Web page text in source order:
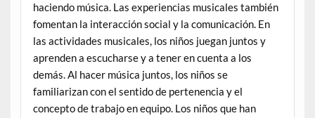
haciendo música. Las experiencias musicales también
fomentan la interacción social y la comunicación. En
las actividades musicales, los niños juegan juntos y
aprenden a escucharse y a tener en cuenta a los
demás. Al hacer música juntos, los niños se
familiarizan con el sentido de pertenencia y el
concepto de trabajo en equipo. Los niños que han